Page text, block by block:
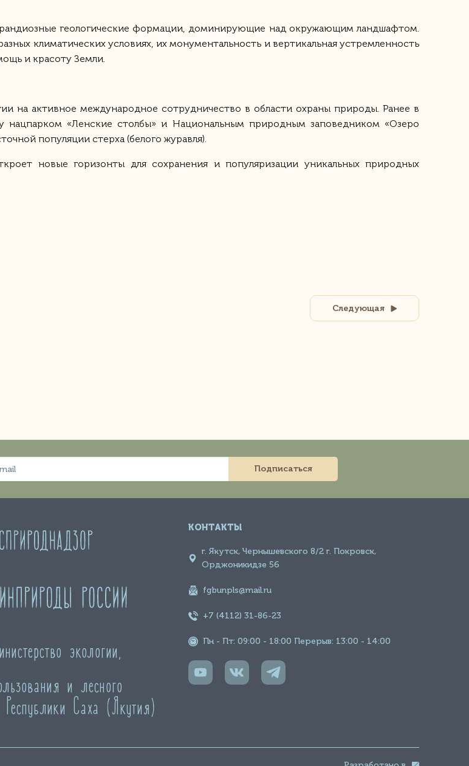
геологические формации, доминирующие над окружающим ландшафтом.
климатических условиях, их монументальность и вертикальная устремленность
и красоту Земли.
на активное международное сотрудничество в области охраны природы. Ранее в
нацпарком «Ленские столбы» и Национальным природным заповедником «Озеро
популяции стерха (белого журавля).
новые горизонты для сохранения и популяризации уникальных природных
Следующая
Подписаться
экологии,
и лесного
Республики Саха (Якутия)
КОНТАКТЫ
г. Якутск, Чернышевского 8/2 г. Покровск,
Орджоникидзе 56
fgbunpls@mail.ru
+7 (4112) 31-86-23
Пн - Пт: 09:00 - 18:00 Перерыв: 13:00 - 14:00